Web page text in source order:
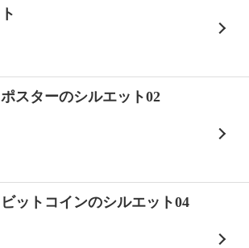
ト
ポスターのシルエット02
ビットコインのシルエット04